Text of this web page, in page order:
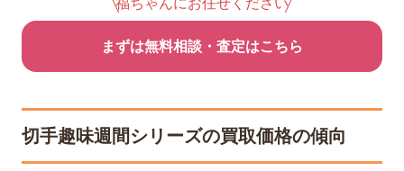
まずは無料相談・査定はこちら
切手趣味週間シリーズの買取価格の傾向